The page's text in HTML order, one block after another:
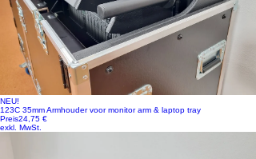
NEU!
123C 35mm Armhouder voor monitor arm & laptop tray
Preis24,75 €
exkl. MwSt.